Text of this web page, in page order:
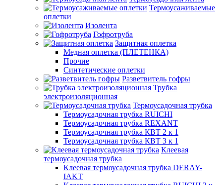
Термоусаживаемые
оплетки
Изолента
Гофротруба
Защитная оплетка
Медная оплетка (ПЛЕТЕНКА)
Прочие
Синтетические оплетки
Разветвитель гофры
Трубка
электроизоляционная
Термоусадочная трубка
Термоусадочная трубка RUICHI
Термоусадочная трубка REXANT
Термоусадочная трубка КВТ 2 к 1
Термоусадочная трубка КВТ 3 к 1
Клеевая
термоусадочная трубка
Клеевая термоусадочная трубка DERAY-
IAKT